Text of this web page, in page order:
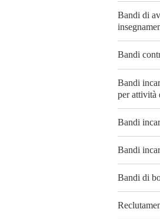
Bandi di
Bandi
Bandi
per attività
Bandi
Bandi
Bandi di